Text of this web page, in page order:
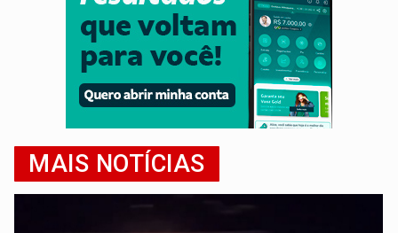
MAIS NOTÍCIAS